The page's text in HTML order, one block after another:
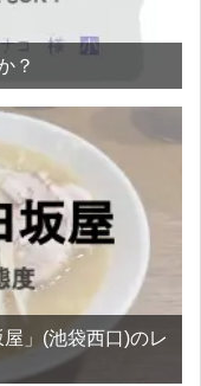
？
」(池袋西口)のレ